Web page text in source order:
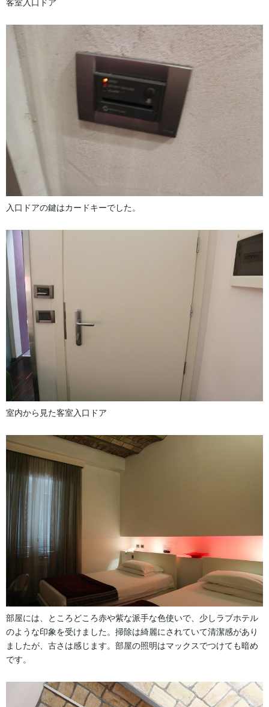
客室入口ドア
入口ドアの鍵はカードキーでした。
室内から見た客室入口ドア
部屋には、ところどころ赤や紫な派手な色使いで、少しラブホテル
のような印象を受けました。掃除は綺麗にされていて清潔感があり
ましたが、古さは感じます。部屋の照明はマックスでつけても暗め
です。